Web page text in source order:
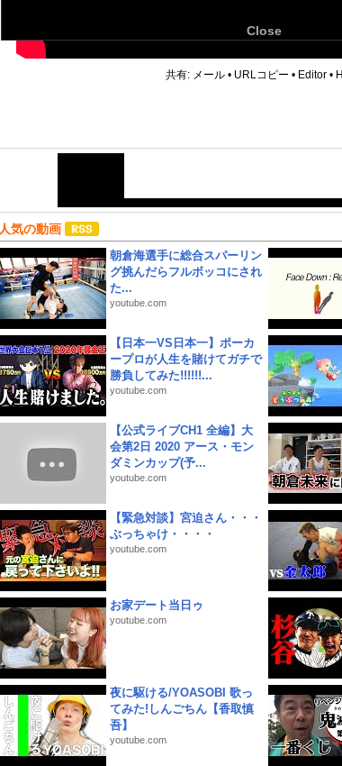
Close
共有: メール • URLコピー • Editor •
人気の動画
朝倉海選手に総合スパーリン
グ挑んだらフルボッコにされ
た...
youtube.com
【日本一VS日本一】ポーカ
ープロが人生を賭けてガチで
勝負してみた!!!!!!...
youtube.com
【公式ライブCH1 全編】大
会第2日 2020 アース・モン
ダミンカップ(予...
youtube.com
【緊急対談】宮迫さん・・・
ぶっちゃけ・・・・
youtube.com
お家デート当日ゥ
youtube.com
夜に駆ける/YOASOBI 歌っ
てみた!しんごちん【香取慎
吾】
youtube.com